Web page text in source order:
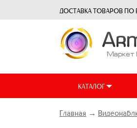
ДОСТАВКА ТОВАРОВ ПО
КАТАЛОГ
Главная →